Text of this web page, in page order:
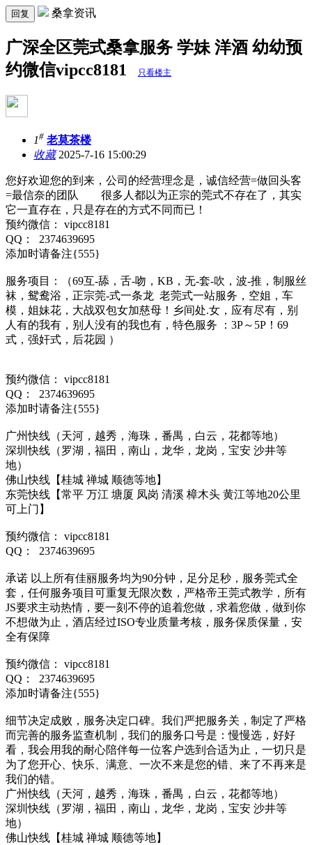
回复 桑拿资讯
广深全区莞式桑拿服务 学妹 洋酒 幼幼预
约微信vipcc8181
只看楼主
1# 老莫茶楼
收藏2025-7-16 15:00:29
您好欢迎您的到来，公司的经营理念是，诚信经营=做回头客
=最信奈的团队 很多人都以为正宗的莞式不存在了，其实
它一直存在，只是存在的方式不同而已！
预约微信： vipcc8181
QQ： 2374639695
添加时请备注{555}
服务项目：（69互-舔，舌-吻，KB，无-套-吹，波-推，制服丝
袜，鸳鸯浴，正宗莞-式一条龙 老莞式一站服务，空姐，车
模，姐妹花，大战双包女加慈母！乡间处.女，应有尽有，别
人有的我有，别人没有的我也有，特色服务 ：3P～5P！69
式，强奸式，后花园 ）
预约微信： vipcc8181
QQ： 2374639695
添加时请备注{555}
广州快线（天河，越秀，海珠，番禺，白云，花都等地）
深圳快线（罗湖，福田，南山，龙华，龙岗，宝安 沙井等
地）
佛山快线【桂城 禅城 顺德等地】
东莞快线【常平 万江 塘厦 凤岗 清溪 樟木头 黄江等地20公里
可上门】
预约微信： vipcc8181
QQ： 2374639695
承诺 以上所有佳丽服务均为90分钟，足分足秒，服务莞式全
套，任何服务项目可重复无限次数，严格帝王莞式教学，所有
JS要求主动热情，要一刻不停的追着您做，求着您做，做到你
不想做为止，酒店经过ISO专业质量考核，服务保质保量，安
全有保障
预约微信： vipcc8181
QQ： 2374639695
添加时请备注{555}
细节决定成败，服务决定口碑。我们严把服务关，制定了严格
而完善的服务监查机制，我们的服务口号是：慢慢选，好好
看，我会用我的耐心陪伴每一位客户选到合适为止，一切只是
为了您开心、快乐、满意、一次不来是您的错、来了不再来是
我们的错。
广州快线（天河，越秀，海珠，番禺，白云，花都等地）
深圳快线（罗湖，福田，南山，龙华，龙岗，宝安 沙井等
地）
佛山快线【桂城 禅城 顺德等地】